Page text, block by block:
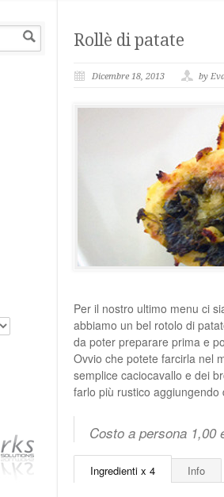
Rollè di patate
Dicembre 18, 2013 by
Per il nostro ultimo menu ci
abbiamo un bel rotolo di
da poter preparare prima e
Ovvio che potete farcirla nel
semplice caciocavallo e dei
farlo più rustico
Costo a persona 1,00
Ingredienti x 4 Info